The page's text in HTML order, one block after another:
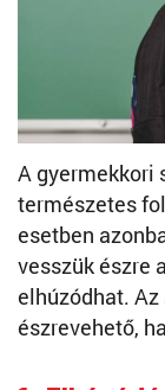
A gyermekkori
természetes
esetben
vesszük észre
elhúzódhat.
észrevehető,